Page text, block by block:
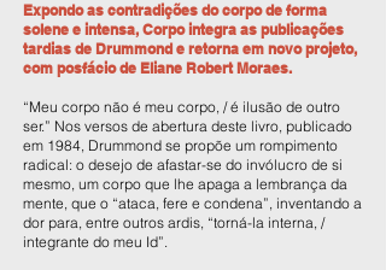
Expondo as contradições do corpo de forma
solene e intensa, Corpo integra as publicações
tardias de Drummond e retorna em novo projeto,
com posfácio de Eliane Robert Moraes.
“Meu corpo não é meu corpo, / é ilusão de outro
ser.” Nos versos de abertura deste livro, publicado
em 1984, Drummond se propõe um rompimento
radical: o desejo de afastar-se do invólucro de si
mesmo, um corpo que lhe apaga a lembrança da
mente, que o “ataca, fere e condena”, inventando a
dor para, entre outros ardis, “torná-la interna, /
integrante do meu Id”.